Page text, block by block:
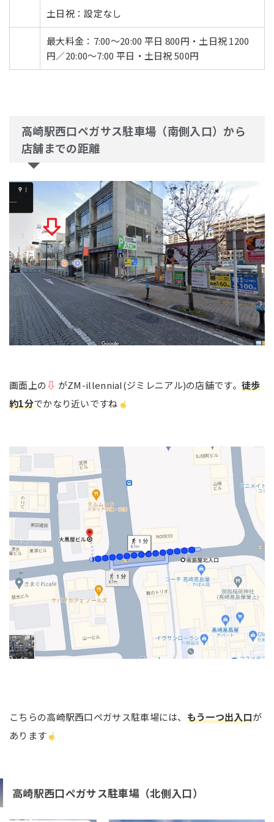
土日祝：設定なし
最大料金：7:00～20:00 平日 800円・土日祝 1200
円／20:00～7:00 平日・土日祝 500円
高崎駅西口ペガサス駐車場（南側入口）から
店舗までの距離
画面上の⇩ がZM-illennial(ジミレニアル)の店舗です。 徒歩
約1分でかなり近いですね
こちらの高崎駅西口ペガサス駐車場には、 もう一つ出入口が
あります
高崎駅西口ペガサス駐車場（北側入口）